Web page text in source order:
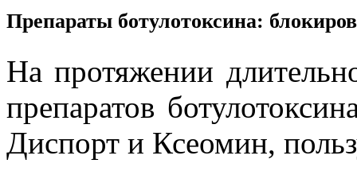
Препараты ботулотоксина:
На протяжении
препаратов
Диспорт и Ксеомин,